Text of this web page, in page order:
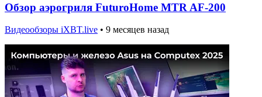
Обзор аэрогриля FuturoHome MTR AF-200
Видеообзоры iXBT.live • 9 месяцев назад